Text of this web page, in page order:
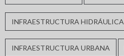
INFRAESTRUCTURA HIDRÁULICA
INFRAESTRUCTURA URBANA